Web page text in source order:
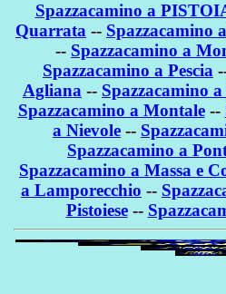
Spazzacamino a
Quarrata -- Spazzacamino
-- Spazzacamino a
Spazzacamino a Pescia
Agliana -- Spazzacamino
Spazzacamino a Montale--
a Nievole --
Spazzacamino a
Spazzacamino a Massa e
a Lamporecchio --
Pistoiese--